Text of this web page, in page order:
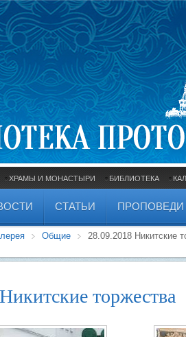
ХРАМЫ И МОНАСТЫРИ БИБЛИОТЕКА
СТАТЬИ ПРОПОВЕДИ
Общие 28.09.2018 Никитские
торжества